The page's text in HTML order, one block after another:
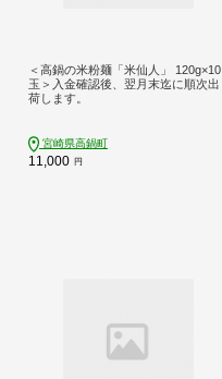
＜高鍋の米粉麺「米仙人」 120g×10
玉＞入金確認後、翌月末迄に順次出
荷します。
宮崎県高鍋町
11,000 円